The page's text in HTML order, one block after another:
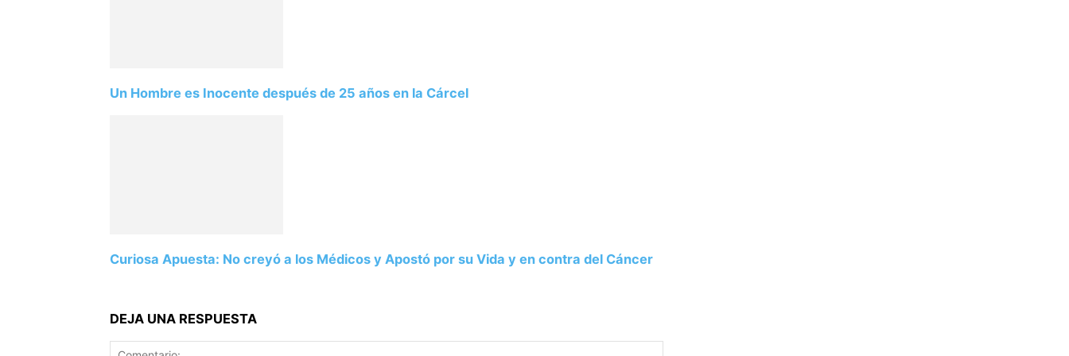
Un Hombre es Inocente después de 25 años en la Cárcel
Curiosa Apuesta: No creyó a los Médicos y Apostó por su Vida y en contra del Cáncer
DEJA UNA RESPUESTA